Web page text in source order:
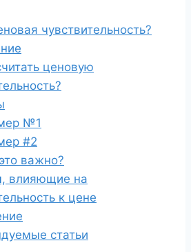
чувствительность?
ценовую
№1
#2
важно?
влияющие на
к цене
статьи